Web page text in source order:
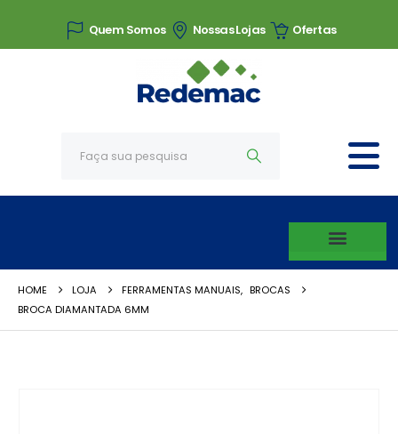
Quem Somos Nossas Lojas Ofertas
HOME LOJA FERRAMENTAS MANUAIS, BROCAS
BROCA DIAMANTADA 6MM